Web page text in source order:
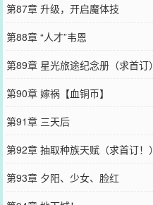
第87章 升级，开启魔体技
第88章 “人才”韦恩
第89章 星光旅途纪念册（求首订）
第90章 嫁祸【血铜币】
第91章 三天后
第92章 抽取种族天赋（求首订！）
第93章 夕阳、少女、脸红